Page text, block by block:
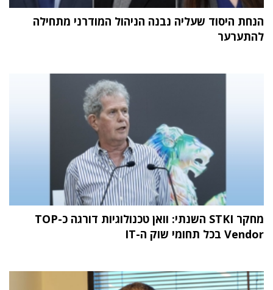
הנחת היסוד שעליה נבנה הניהול המודרני מתחילה
להתערער
מחקר STKI השנתי: וואן טכנולוגיות דורגה כ-TOP
Vendor בכל תחומי שוק ה-IT